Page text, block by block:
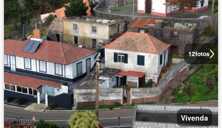
12fotos
Vivenda